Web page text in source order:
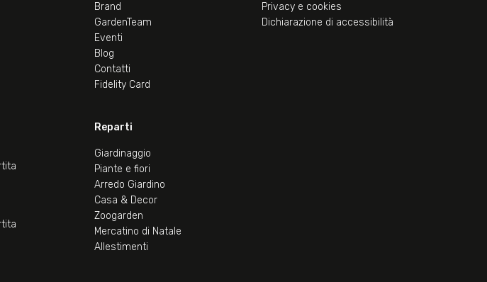
Brand
GardenTeam
Eventi
Blog
Contatti
Fidelity Card
Reparti
Giardinaggio
Piante e fiori
Arredo Giardino
Casa & Decor
Zoogarden
Mercatino di Natale
Allestimenti
Privacy e cookies
Dichiarazione di accessibilità